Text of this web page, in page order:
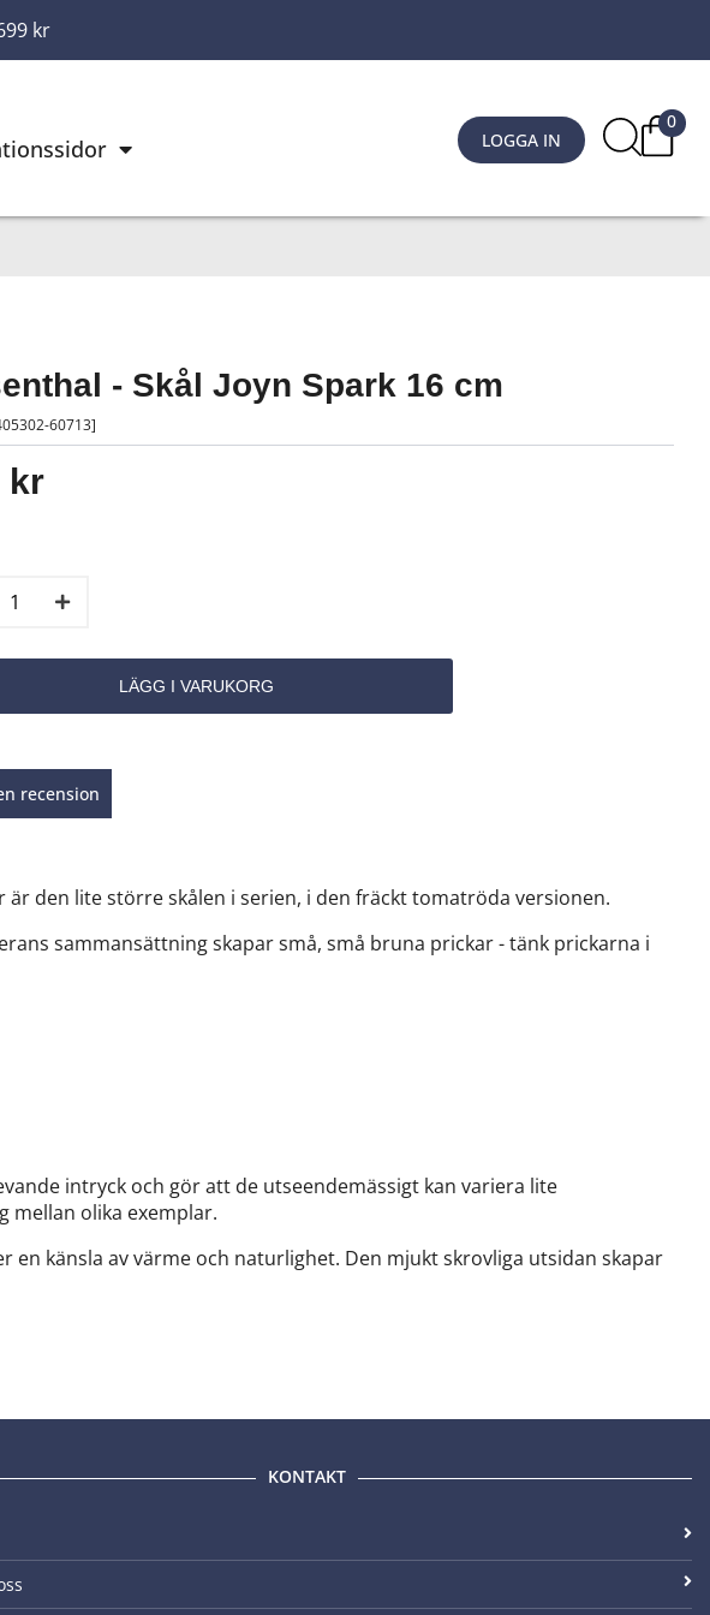
kr
LOGGA IN
0
- Skål Joyn Spark 16 cm
60713]
kr
recension
den lite större skålen i serien, i den fräckt tomatröda versionen.
sammansättning skapar små, små bruna prickar - tänk prickarna i
intryck och gör att de utseendemässigt kan variera lite
mellan olika exemplar.
känsla av värme och naturlighet. Den mjukt skrovliga utsidan skapar
KONTAKT